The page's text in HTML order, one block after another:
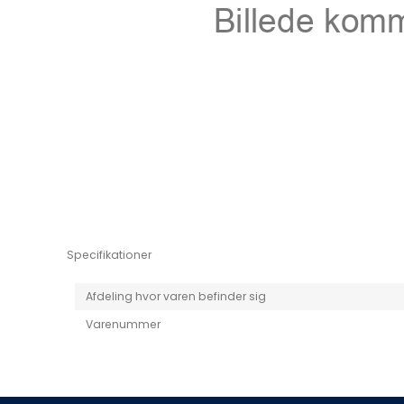
Niro EV
Specifikationer
Afdeling hvor varen befinder sig
Varenummer